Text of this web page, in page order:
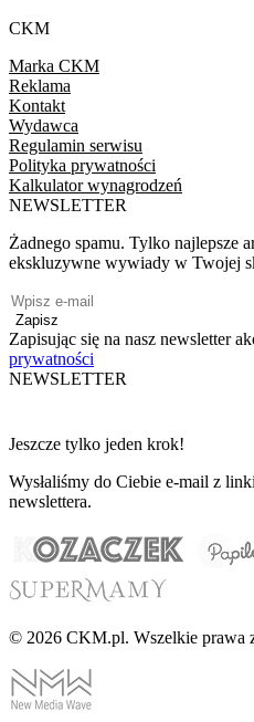
CKM
Marka CKM
Reklama
Kontakt
Wydawca
Regulamin serwisu
Polityka prywatności
Kalkulator wynagrodzeń
NEWSLETTER
Żadnego spamu. Tylko najlepsze
ekskluzywne wywiady w Twojej
Zapisz
Zapisując się na nasz newsletter
prywatności
NEWSLETTER
Jeszcze tylko jeden krok!
Wysłaliśmy do Ciebie e-mail z
newslettera.
© 2026 CKM.pl. Wszelkie prawa